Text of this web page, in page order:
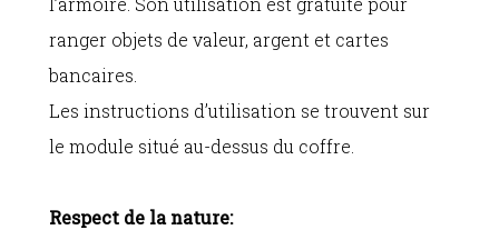
ranger objets de valeur, argent et cartes
bancaires.
Les instructions d’utilisation se trouvent sur
le module situé au-dessus du coffre.
Respect de la nature: